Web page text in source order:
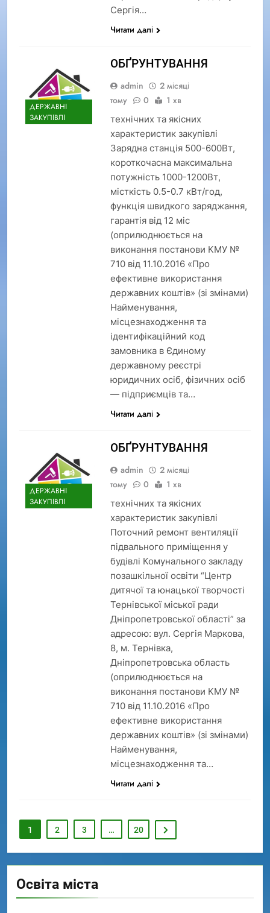
Сергія…
Читати далі
ДЕРЖАВНІ
ЗАКУПІВЛІ
ОБҐРУНТУВАННЯ
admin
2 місяці
тому
0 1 хв
технічних та якісних
характеристик закупівлі
Зарядна станція 500-600Вт,
короткочасна максимальна
потужність 1000-1200Вт,
місткість 0.5-0.7 кВт/год,
функція швидкого заряджання,
гарантія від 12 міс
(оприлюднюється на
виконання постанови КМУ №
710 від 11.10.2016 «Про
ефективне використання
державних коштів» (зі змінами)
Найменування,
місцезнаходження та
ідентифікаційний код
замовника в Єдиному
державному реєстрі
юридичних осіб, фізичних осіб
— підприємців та…
Читати далі
ДЕРЖАВНІ
ЗАКУПІВЛІ
ОБҐРУНТУВАННЯ
admin
2 місяці
тому
0 1 хв
технічних та якісних
характеристик закупівлі
Поточний ремонт вентиляції
підвального приміщення у
будівлі Комунального закладу
позашкільної освіти “Центр
дитячої та юнацької творчості
Тернівської міської ради
Дніпропетровської області” за
адресою: вул. Сергія Маркова,
8, м. Тернівка,
Дніпропетровська область
(оприлюднюється на
виконання постанови КМУ №
710 від 11.10.2016 «Про
ефективне використання
державних коштів» (зі змінами)
Найменування,
місцезнаходження та…
Читати далі
1 2 3 … 20
Освіта міста